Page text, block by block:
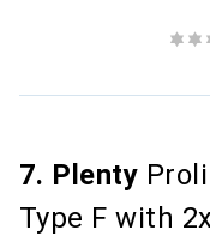
7. Plenty
Type F with